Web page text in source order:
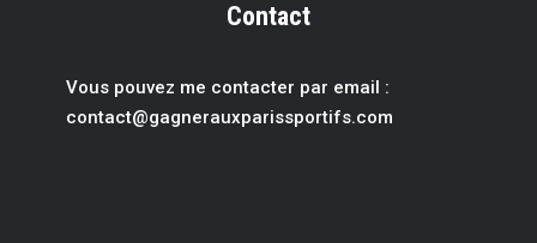
Contact
Vous pouvez me contacter par email :
contact@gagnerauxparissportifs.com